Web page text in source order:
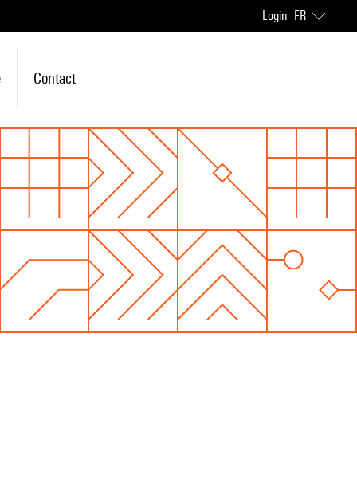
Login FR
Contact